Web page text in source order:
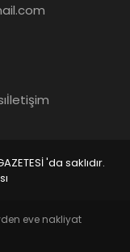
İletişim
'da saklıdır.
eve nakliyat